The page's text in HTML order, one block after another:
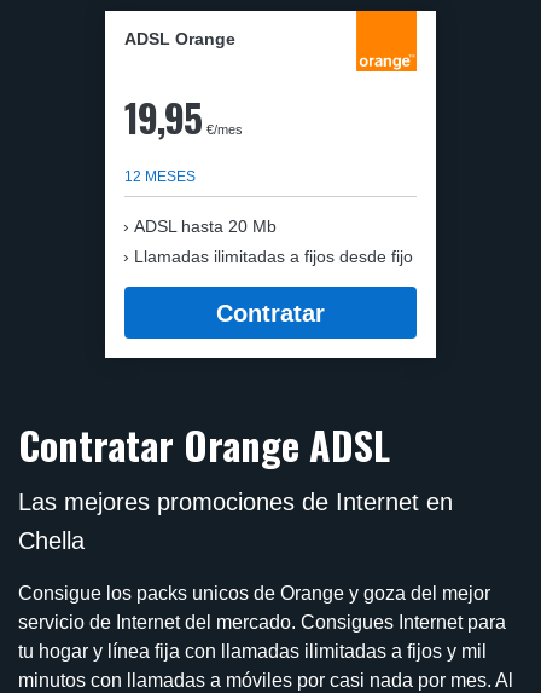
ADSL Orange
19,95 €/mes
12 MESES
ADSL hasta 20 Mb
Llamadas ilimitadas a fijos desde fijo
Contratar
Contratar Orange ADSL
Las mejores promociones de Internet en
Chella
Consigue los packs unicos de Orange y goza del mejor
servicio de Internet del mercado. Consigues Internet para
tu hogar y línea fija con llamadas ilimitadas a fijos y mil
minutos con llamadas a móviles por casi nada por mes. Al